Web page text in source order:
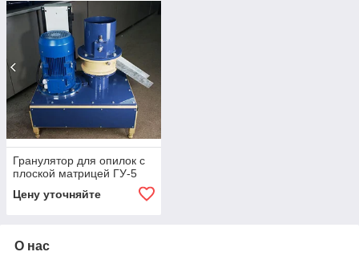
Гранулятор для опилок с
плоской матрицей ГУ-5
Цену уточняйте
О нас